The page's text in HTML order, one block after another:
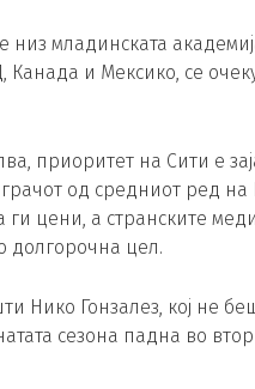
низ младинската
Канада и Мексико, се
приоритет на Сити е
од средниот ред
цени, а странските
долгорочна цел.
Нико Гонзалез, кој не
сезона падна во